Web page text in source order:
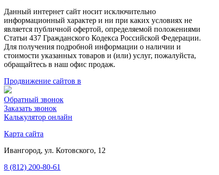
Данный интернет сайт носит исключительно
информационный характер и ни при каких условиях не
является публичной офертой, определяемой положениями
Статьи 437 Гражданского Кодекса Российской Федерации.
Для получения подробной информации о наличии и
стоимости указанных товаров и (или) услуг, пожалуйста,
обращайтесь в наш офис продаж.
Продвижение сайтов в
Обратный звонок
Заказать звонок
Калькулятор онлайн
Карта сайта
Ивангород, ул. Котовского, 12
8 (812) 200-80-61